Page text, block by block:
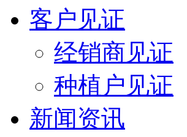
客户见证
经销商见证
种植户见证
新闻资讯